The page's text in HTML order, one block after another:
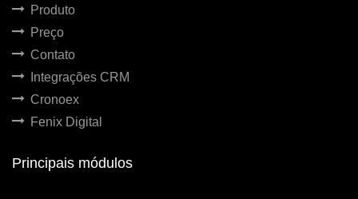
Produto
Preço
Contato
Integrações CRM
Cronoex
Fenix Digital
Principais módulos